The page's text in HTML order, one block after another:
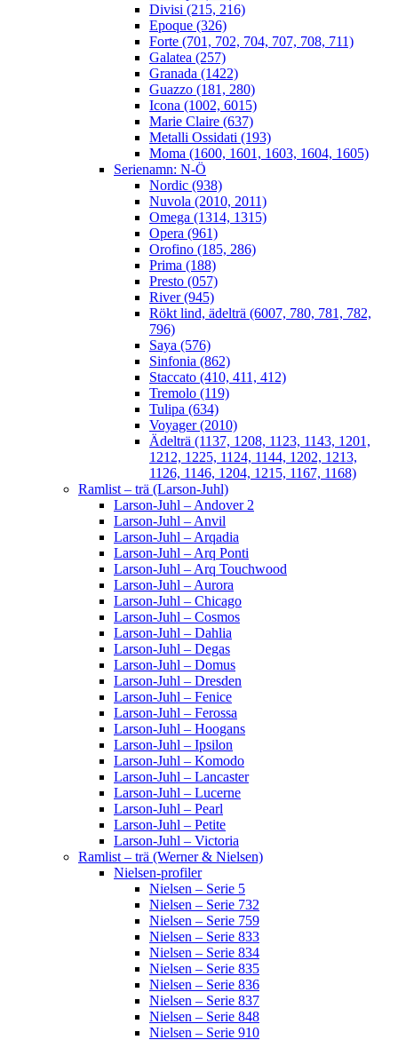
Divisi (215, 216)
Epoque (326)
Forte (701, 702, 704, 707, 708, 711)
Galatea (257)
Granada (1422)
Guazzo (181, 280)
Icona (1002, 6015)
Marie Claire (637)
Metalli Ossidati (193)
Moma (1600, 1601, 1603, 1604, 1605)
Serienamn: N-Ö
Nordic (938)
Nuvola (2010, 2011)
Omega (1314, 1315)
Opera (961)
Orofino (185, 286)
Prima (188)
Presto (057)
River (945)
Rökt lind, ädelträ (6007, 780, 781, 782,
796)
Saya (576)
Sinfonia (862)
Staccato (410, 411, 412)
Tremolo (119)
Tulipa (634)
Voyager (2010)
Ädelträ (1137, 1208, 1123, 1143, 1201,
1212, 1225, 1124, 1144, 1202, 1213,
1126, 1146, 1204, 1215, 1167, 1168)
Ramlist – trä (Larson-Juhl)
Larson-Juhl – Andover 2
Larson-Juhl – Anvil
Larson-Juhl – Arqadia
Larson-Juhl – Arq Ponti
Larson-Juhl – Arq Touchwood
Larson-Juhl – Aurora
Larson-Juhl – Chicago
Larson-Juhl – Cosmos
Larson-Juhl – Dahlia
Larson-Juhl – Degas
Larson-Juhl – Domus
Larson-Juhl – Dresden
Larson-Juhl – Fenice
Larson-Juhl – Ferossa
Larson-Juhl – Hoogans
Larson-Juhl – Ipsilon
Larson-Juhl – Komodo
Larson-Juhl – Lancaster
Larson-Juhl – Lucerne
Larson-Juhl – Pearl
Larson-Juhl – Petite
Larson-Juhl – Victoria
Ramlist – trä (Werner & Nielsen)
Nielsen-profiler
Nielsen – Serie 5
Nielsen – Serie 732
Nielsen – Serie 759
Nielsen – Serie 833
Nielsen – Serie 834
Nielsen – Serie 835
Nielsen – Serie 836
Nielsen – Serie 837
Nielsen – Serie 848
Nielsen – Serie 910